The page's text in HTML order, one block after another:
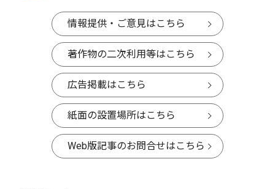
情報提供・ご意見はこちら
著作物の二次利用等はこちら
広告掲載はこちら
紙面の設置場所はこちら
Web版記事のお問合せはこちら